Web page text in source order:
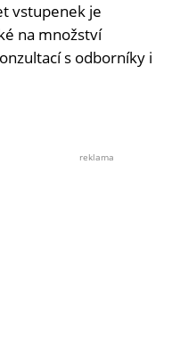
vstupenek je
na množství
s odborníky i
reklama